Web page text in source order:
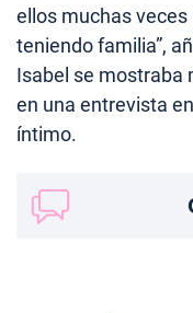
ellos muchas
teniendo familia”,
Isabel se mostraba
en una entrevista
íntimo.